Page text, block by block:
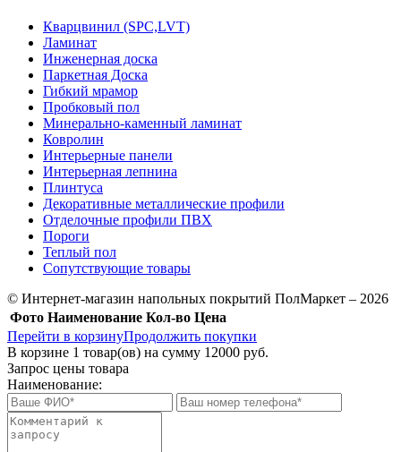
Кварцвинил (SPC,LVT)
Ламинат
Инженерная доска
Паркетная Доска
Гибкий мрамор
Пробковый пол
Минерально-каменный ламинат
Ковролин
Интерьерные панели
Интерьерная лепнина
Плинтуса
Декоративные металлические профили
Отделочные профили ПВХ
Пороги
Теплый пол
Сопутствующие товары
© Интернет-магазин напольных покрытий ПолМаркет – 2026
Фото Наименование Кол-во Цена
Перейти в корзинуПродолжить покупки
В корзине 1 товар(ов) на сумму 12000 руб.
Запрос цены товара
Наименование: